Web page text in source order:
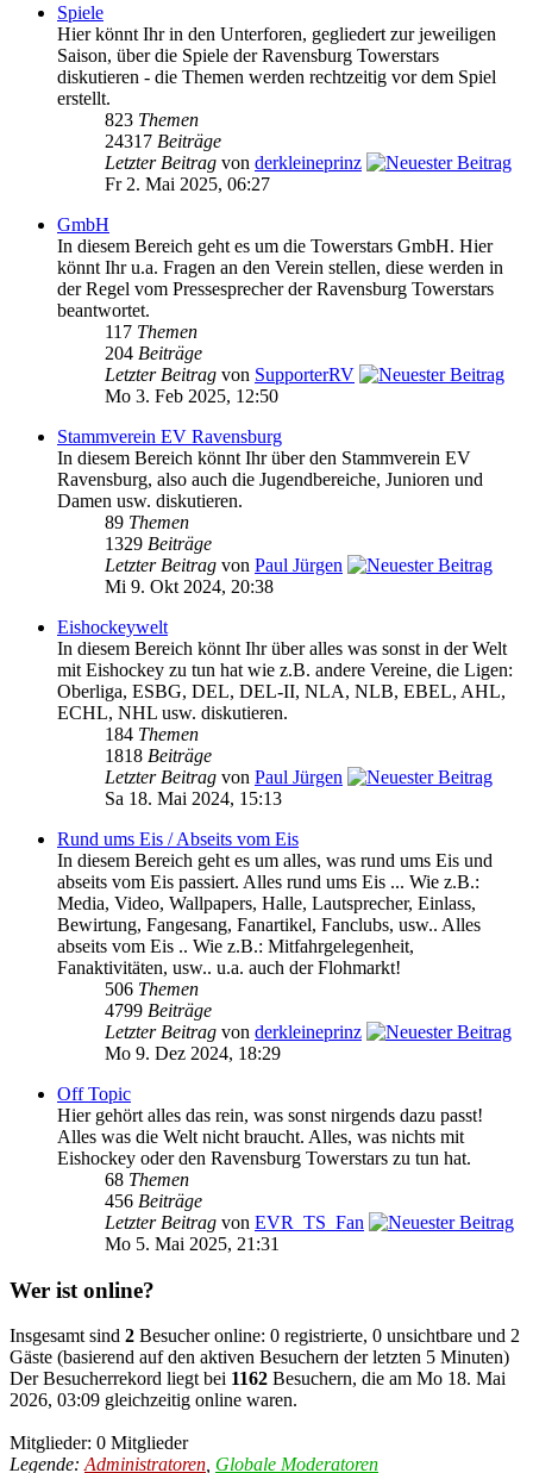
Spiele
Hier könnt Ihr in den Unterforen, gegliedert zur jeweiligen
Saison, über die Spiele der Ravensburg Towerstars
diskutieren - die Themen werden rechtzeitig vor dem Spiel
erstellt.
823 Themen
24317 Beiträge
Letzter Beitrag von derkleineprinz
Fr 2. Mai 2025, 06:27
GmbH
In diesem Bereich geht es um die Towerstars GmbH. Hier
könnt Ihr u.a. Fragen an den Verein stellen, diese werden in
der Regel vom Pressesprecher der Ravensburg Towerstars
beantwortet.
117 Themen
204 Beiträge
Letzter Beitrag von SupporterRV
Mo 3. Feb 2025, 12:50
Stammverein EV Ravensburg
In diesem Bereich könnt Ihr über den Stammverein EV
Ravensburg, also auch die Jugendbereiche, Junioren und
Damen usw. diskutieren.
89 Themen
1329 Beiträge
Letzter Beitrag von Paul Jürgen
Mi 9. Okt 2024, 20:38
Eishockeywelt
In diesem Bereich könnt Ihr über alles was sonst in der Welt
mit Eishockey zu tun hat wie z.B. andere Vereine, die Ligen:
Oberliga, ESBG, DEL, DEL-II, NLA, NLB, EBEL, AHL,
ECHL, NHL usw. diskutieren.
184 Themen
1818 Beiträge
Letzter Beitrag von Paul Jürgen
Sa 18. Mai 2024, 15:13
Rund ums Eis / Abseits vom Eis
In diesem Bereich geht es um alles, was rund ums Eis und
abseits vom Eis passiert. Alles rund ums Eis ... Wie z.B.:
Media, Video, Wallpapers, Halle, Lautsprecher, Einlass,
Bewirtung, Fangesang, Fanartikel, Fanclubs, usw.. Alles
abseits vom Eis .. Wie z.B.: Mitfahrgelegenheit,
Fanaktivitäten, usw.. u.a. auch der Flohmarkt!
506 Themen
4799 Beiträge
Letzter Beitrag von derkleineprinz
Mo 9. Dez 2024, 18:29
Off Topic
Hier gehört alles das rein, was sonst nirgends dazu passt!
Alles was die Welt nicht braucht. Alles, was nichts mit
Eishockey oder den Ravensburg Towerstars zu tun hat.
68 Themen
456 Beiträge
Letzter Beitrag von EVR_TS_Fan
Mo 5. Mai 2025, 21:31
Wer ist online?
Insgesamt sind 2 Besucher online: 0 registrierte, 0 unsichtbare und 2
Gäste (basierend auf den aktiven Besuchern der letzten 5 Minuten)
Der Besucherrekord liegt bei 1162 Besuchern, die am Mo 18. Mai
2026, 03:09 gleichzeitig online waren.
Mitglieder: 0 Mitglieder
Legende:Administratoren, Globale Moderatoren